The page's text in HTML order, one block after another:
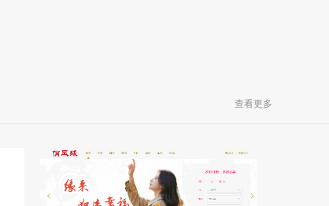
查看更多